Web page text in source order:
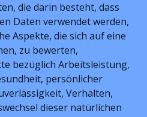
die darin besteht, dass
Daten verwendet werden,
Aspekte, die sich auf eine
zu bewerten,
bezüglich Arbeitsleistung,
persönlicher
Verhalten,
dieser natürlichen